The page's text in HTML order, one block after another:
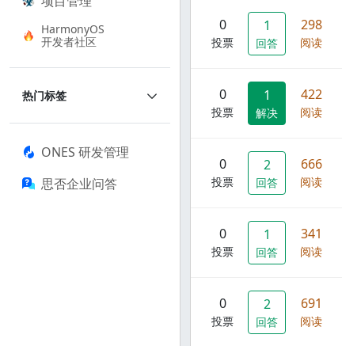
HarmonyOS
开发者社区
热门标签
ONES 研发管理
思否企业问答
0
投票
1
回答
298
阅读
0
投票
1
解决
422
阅读
0
投票
2
回答
666
阅读
0
投票
1
回答
341
阅读
0
投票
2
回答
691
阅读